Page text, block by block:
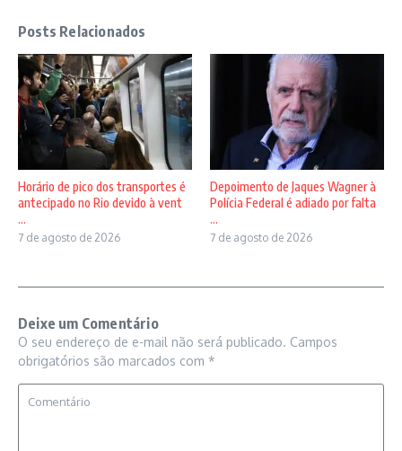
Posts Relacionados
Horário de pico dos transportes é
antecipado no Rio devido à vent
...
7 de agosto de 2026
Depoimento de Jaques Wagner à
Polícia Federal é adiado por falta
...
7 de agosto de 2026
Deixe um Comentário
O seu endereço de e-mail não será publicado. Campos
obrigatórios são marcados com *